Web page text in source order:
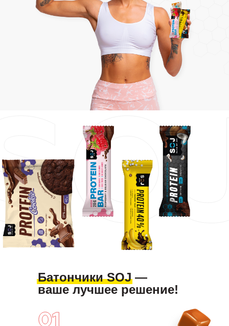
Батончики SOJ —
ваше лучшее решение!